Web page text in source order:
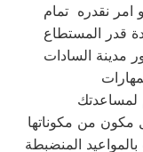
نقدره تمام
مدينة السادات
لمساعدتك
مكون من مكوناتها
المنضبطة